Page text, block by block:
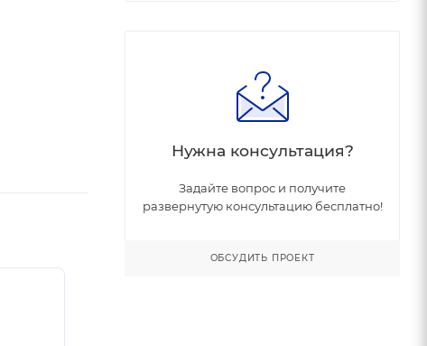
Нужна консультация?
Задайте вопрос и получите
развернутую консультацию бесплатно!
ОБСУДИТЬ ПРОЕКТ